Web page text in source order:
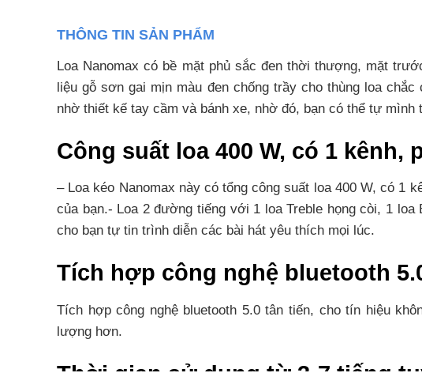
THÔNG TIN SẢN PHẨM
Loa Nanomax có bề mặt phủ sắc đen thời thượng, mặt
liệu gỗ sơn gai mịn màu đen chống trầy cho thùng loa
nhờ thiết kế tay cầm và bánh xe, nhờ đó, bạn có thể tự
Công suất loa 400 W, có 1
– Loa kéo Nanomax này có tổng công suất loa 400 W, có 1
của bạn.- Loa 2 đường tiếng với 1 loa Treble họng còi, 1
cho bạn tự tin trình diễn các bài hát yêu thích mọi lúc.
Tích hợp công nghệ bluetooth
Tích hợp công nghệ bluetooth 5.0 tân tiến, cho tín hiệu
lượng hơn.
Thời gian sử dụng từ 3-7 tiếng